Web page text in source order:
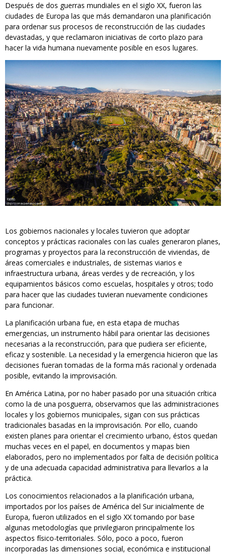
Después de dos guerras mundiales en el siglo XX, fueron las
ciudades de Europa las que más demandaron una planificación
para ordenar sus procesos de reconstrucción de las ciudades
devastadas, y que reclamaron iniciativas de corto plazo para
hacer la vida humana nuevamente posible en esos lugares.
Los gobiernos nacionales y locales tuvieron que adoptar
conceptos y prácticas racionales con las cuales generaron planes,
programas y proyectos para la reconstrucción de viviendas, de
áreas comerciales e industriales, de sistemas viarios e
infraestructura urbana, áreas verdes y de recreación, y los
equipamientos básicos como escuelas, hospitales y otros; todo
para hacer que las ciudades tuvieran nuevamente condiciones
para funcionar.
La planificación urbana fue, en esta etapa de muchas
emergencias, un instrumento hábil para orientar las decisiones
necesarias a la reconstrucción, para que pudiera ser eficiente,
eficaz y sostenible. La necesidad y la emergencia hicieron que las
decisiones fueran tomadas de la forma más racional y ordenada
posible, evitando la improvisación.
En América Latina, por no haber pasado por una situación crítica
como la de una posguerra, observamos que las administraciones
locales y los gobiernos municipales, sigan con sus prácticas
tradicionales basadas en la improvisación. Por ello, cuando
existen planes para orientar el crecimiento urbano, éstos quedan
muchas veces en el papel, en documentos y mapas bien
elaborados, pero no implementados por falta de decisión política
y de una adecuada capacidad administrativa para llevarlos a la
práctica.
Los conocimientos relacionados a la planificación urbana,
importados por los países de América del Sur inicialmente de
Europa, fueron utilizados en el siglo XX tomando por base
algunas metodologías que privilegiaron principalmente los
aspectos físico-territoriales. Sólo, poco a poco, fueron
incorporadas las dimensiones social, económica e institucional